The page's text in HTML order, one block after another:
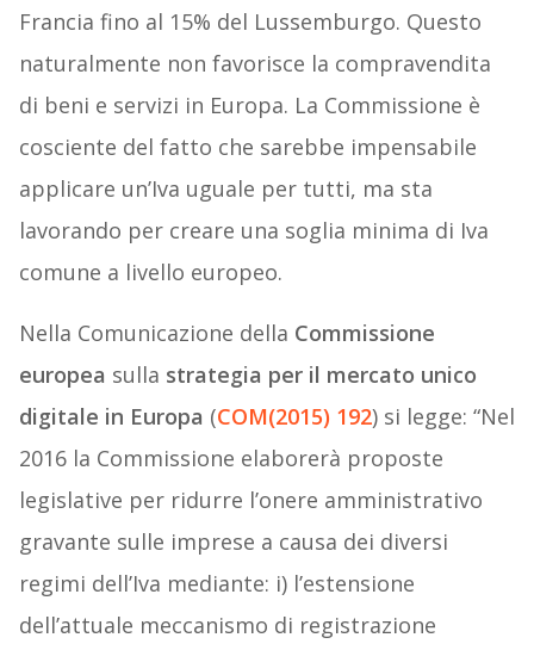
Francia fino al 15% del Lussemburgo. Questo
naturalmente non favorisce la compravendita
di beni e servizi in Europa. La Commissione è
cosciente del fatto che sarebbe impensabile
applicare un’Iva uguale per tutti, ma sta
lavorando per creare una soglia minima di Iva
comune a livello europeo.
Nella Comunicazione della Commissione
europea sulla strategia per il mercato unico
digitale in Europa (COM(2015) 192) si legge: “Nel
2016 la Commissione elaborerà proposte
legislative per ridurre l’onere amministrativo
gravante sulle imprese a causa dei diversi
regimi dell’Iva mediante: i) l’estensione
dell’attuale meccanismo di registrazione